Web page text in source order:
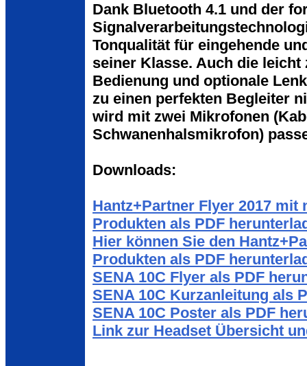
Dank Bluetooth 4.1 und der
Tonqualität für eingehende
seiner Klasse. Auch die
Bedienung und optionale
zu einen perfekten Begleiter
wird mit zwei Mikrofonen
Schwanenhalsmikrofon)
Downloads:
Hantz+Partner Flyer 2017 mit
Produkten als PDF
Hier können Sie den
Produkten als PDF
SENA 10C Flyer als PDF
SENA 10C Kurzanleitung als
SENA 10C Poster als PDF
Link zur Headset Übersicht